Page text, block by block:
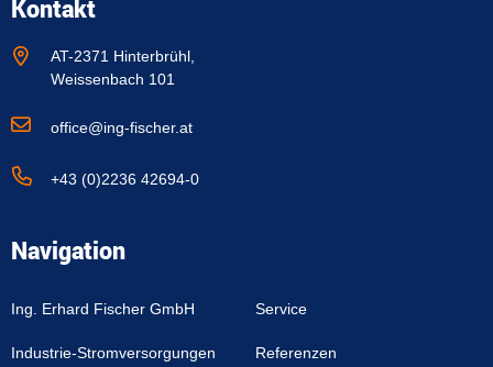
Kontakt
AT-2371 Hinterbrühl,
Weissenbach 101
office@ing-fischer.at
+43 (0)2236 42694-0
Navigation
Ing. Erhard Fischer GmbH
Industrie-Stromversorgungen
Service
Referenzen